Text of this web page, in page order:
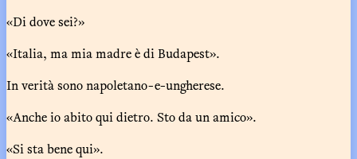
«Di dove sei?»
«Italia, ma mia madre è di Budapest».
In verità sono napoletano-e-ungherese.
«Anche io abito qui dietro. Sto da un amico».
«Si sta bene qui».